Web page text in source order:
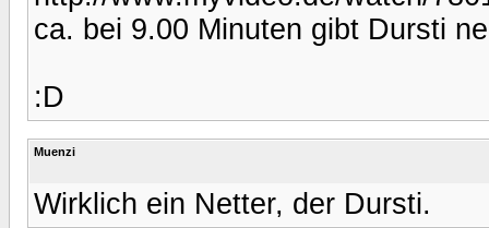
ca. bei 9.00 Minuten gibt Dursti
:D
Muenzi
Wirklich ein Netter, der Dursti.